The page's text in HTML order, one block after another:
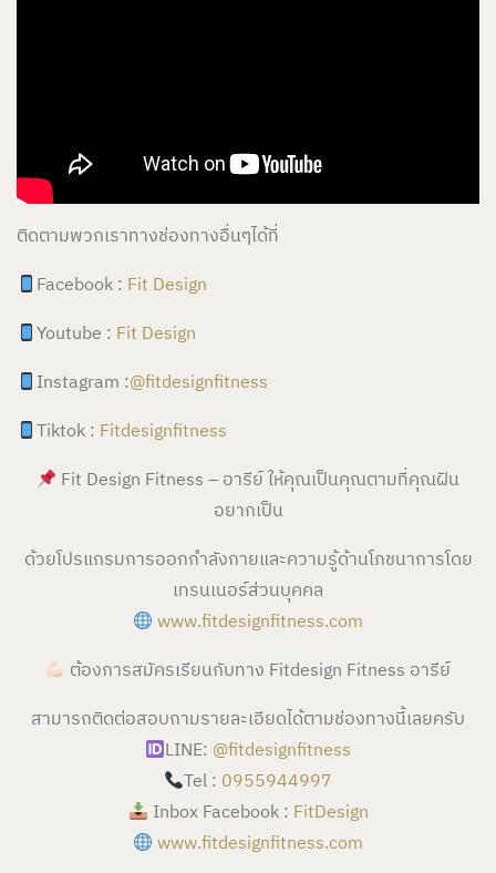
ติดตามพวกเราทางช่องทางอื่นๆได้ที่
Facebook : Fit Design
Youtube : Fit Design
Instagram :@fitdesignfitness
Tiktok : Fitdesignfitness
Fit Design Fitness – อารีย์ ให้คุณเป็นคุณตามที่คุณฝัน
อยากเป็น
ด้วยโปรแกรมการออกกำลังกายและความรู้ด้านโภชนาการโดย
เทรนเนอร์ส่วนบุคคล
www.fitdesignfitness.com
ต้องการสมัครเรียนกับทาง Fitdesign Fitness อารีย์
สามารถติดต่อสอบถามรายละเอียดได้ตามช่องทางนี้เลยครับ
LINE: @fitdesignfitness
Tel : 0955944997
Inbox Facebook : FitDesign
www.fitdesignfitness.com